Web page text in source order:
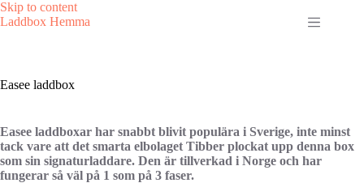
Skip to contentSkip
to
Laddbox Hemma
Easee laddbox
Easee laddboxar har snabbt blivit populära i Sverige, inte minst
tack vare att det smarta elbolaget Tibber plockat upp denna box
som sin signaturladdare. Den är tillverkad i Norge och har
fungerar så väl på 1 som på 3 faser.